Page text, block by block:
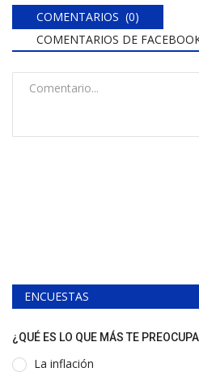
COMENTARIOS (0)
COMENTARIOS DE
ENCUESTAS
¿QUÉ ES LO QUE MÁS TE
La inflación